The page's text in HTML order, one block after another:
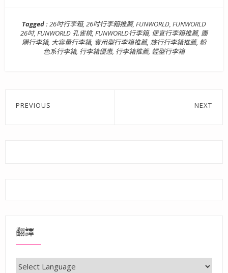
Tagged :26吋行李箱, 26吋行李箱推薦, FUNWORLD, FUNWORLD
26吋, FUNWORLD 孔雀桃, FUNWORLD行李箱, 便宜行李箱推薦, 團
購行李箱, 大容量行李箱, 實用型行李箱推薦, 旅行行李箱推薦, 粉
色系行李箱, 行李箱優惠, 行李箱推薦, 輕型行李箱
文
PREVIOUS NEXT
翻譯